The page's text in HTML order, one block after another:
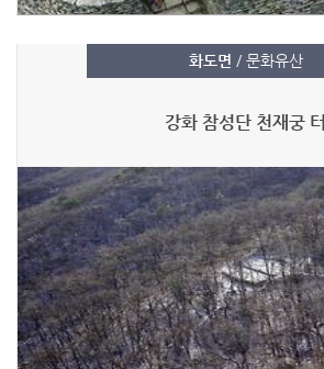
화도면 / 문화유산
강화 참성단 천재궁 터